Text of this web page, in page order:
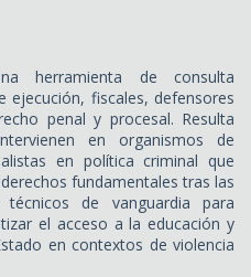
herramienta de consulta
ejecución, fiscales, defensores
penal y procesal. Resulta
en organismos de
en política criminal que
fundamentales tras las
de vanguardia para
el acceso a la educación y
en contextos de violencia